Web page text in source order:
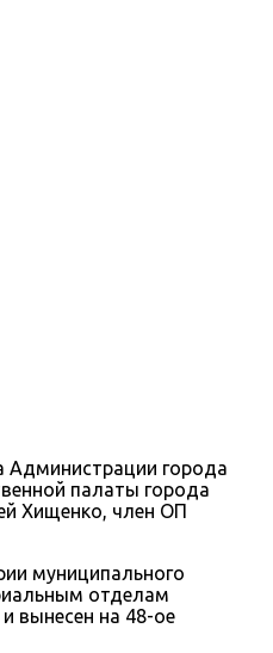
Администрации города
палаты города
Хищенко, член ОП
муниципального
отделам
вынесен на 48-ое